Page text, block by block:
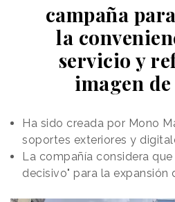
campaña
la
servicio y
imagen
Ha sido creada por Mono
soportes exteriores y
La compañía considera
decisivo" para la expansión